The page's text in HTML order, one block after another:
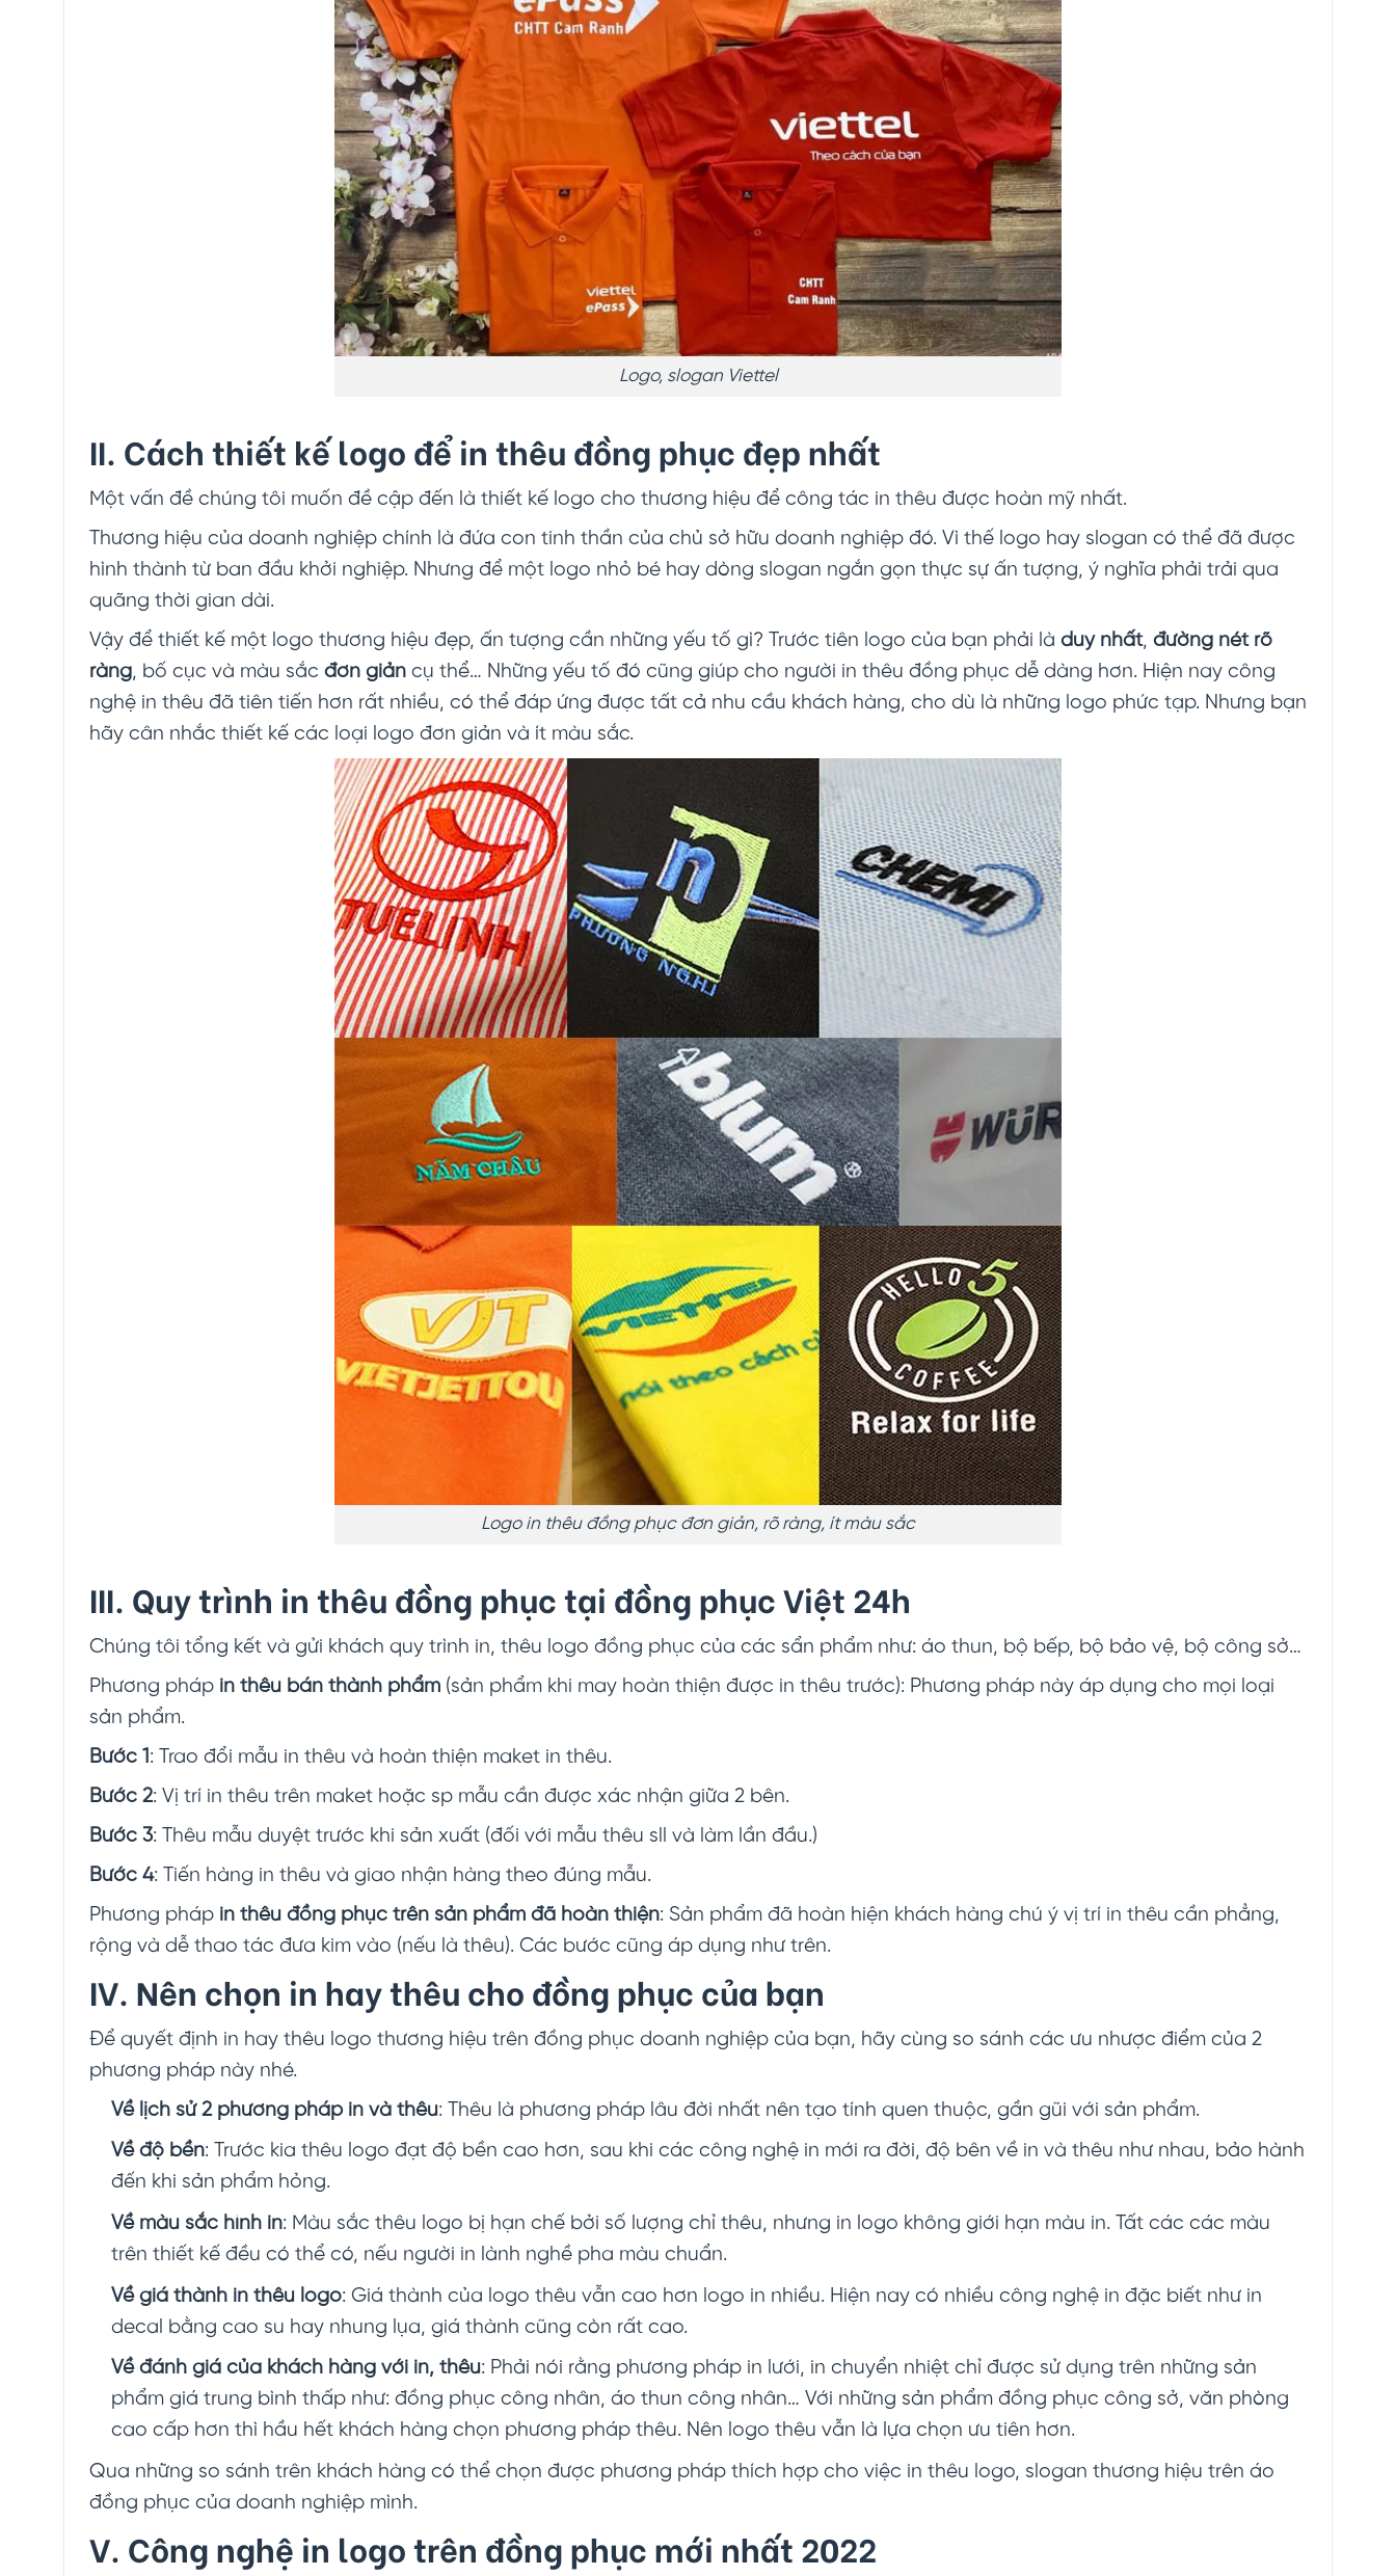
Logo, slogan Viettel
II. Cách thiết kế logo để in thêu đồng phục đẹp nhất
Một vấn đề chúng tôi muốn đề cập đến là thiết kế logo cho thương hiệu để công tác in thêu được hoàn mỹ nhất.
Thương hiệu của doanh nghiệp chính là đứa con tinh thần của chủ sở hữu doanh nghiệp đó. Vì thế logo hay slogan có thể đã được
hình thành từ ban đầu khởi nghiệp. Nhưng để một logo nhỏ bé hay dòng slogan ngắn gọn thực sự ấn tượng, ý nghĩa phải trải qua
quãng thời gian dài.
Vậy để thiết kế một logo thương hiệu đẹp, ấn tượng cần những yếu tố gì? Trước tiên logo của bạn phải là duy nhất, đường nét rõ
ràng, bố cục và màu sắc đơn giản cụ thể… Những yếu tố đó cũng giúp cho người in thêu đồng phục dễ dàng hơn. Hiện nay công
nghệ in thêu đã tiên tiến hơn rất nhiều, có thể đáp ứng được tất cả nhu cầu khách hàng, cho dù là những logo phức tạp. Nhưng bạn
hãy cân nhắc thiết kế các loại logo đơn giản và ít màu sắc.
Logo in thêu đồng phục đơn giản, rõ ràng, ít màu sắc
III. Quy trình in thêu đồng phục tại đồng phục Việt 24h
Chúng tôi tổng kết và gửi khách quy trình in, thêu logo đồng phục của các sẩn phẩm như: áo thun, bộ bếp, bộ bảo vệ, bộ công sở…
Phương pháp in thêu bán thành phẩm (sản phẩm khi may hoàn thiện được in thêu trước): Phương pháp này áp dụng cho mọi loại
sản phẩm.
Bước 1: Trao đổi mẫu in thêu và hoàn thiện maket in thêu.
Bước 2: Vị trí in thêu trên maket hoặc sp mẫu cần được xác nhận giữa 2 bên.
Bước 3: Thêu mẫu duyệt trước khi sản xuất (đối với mẫu thêu sll và làm lần đầu.)
Bước 4: Tiến hàng in thêu và giao nhận hàng theo đúng mẫu.
Phương pháp in thêu đồng phục trên sản phẩm đã hoàn thiện: Sản phẩm đã hoàn hiện khách hàng chú ý vị trí in thêu cần phẳng,
rộng và dễ thao tác đưa kim vào (nếu là thêu). Các bước cũng áp dụng như trên.
IV. Nên chọn in hay thêu cho đồng phục của bạn
Để quyết định in hay thêu logo thương hiệu trên đồng phục doanh nghiệp của bạn, hãy cùng so sánh các ưu nhược điểm của 2
phương pháp này nhé.
Về lịch sử 2 phương pháp in và thêu: Thêu là phương pháp lâu đời nhất nên tạo tính quen thuộc, gần gũi với sản phẩm.
Về độ bền: Trước kia thêu logo đạt độ bền cao hơn, sau khi các công nghệ in mới ra đời, độ bên về in và thêu như nhau, bảo hành
đến khi sản phẩm hỏng.
Về màu sắc hình in: Màu sắc thêu logo bị hạn chế bởi số lượng chỉ thêu, nhưng in logo không giới hạn màu in. Tất các các màu
trên thiết kế đều có thể có, nếu người in lành nghề pha màu chuẩn.
Về giá thành in thêu logo: Giá thành của logo thêu vẫn cao hơn logo in nhiều. Hiện nay có nhiều công nghệ in đặc biết như in
decal bằng cao su hay nhung lụa, giá thành cũng còn rất cao.
Về đánh giá của khách hàng với in, thêu: Phải nói rằng phương pháp in lưới, in chuyển nhiệt chỉ được sử dụng trên những sản
phẩm giá trung bình thấp như: đồng phục công nhân, áo thun công nhân… Với những sản phẩm đồng phục công sở, văn phòng
cao cấp hơn thì hầu hết khách hàng chọn phương pháp thêu. Nên logo thêu vẫn là lựa chọn ưu tiên hơn.
Qua những so sánh trên khách hàng có thể chọn được phương pháp thích hợp cho việc in thêu logo, slogan thương hiệu trên áo
đồng phục của doanh nghiệp mình.
V. Công nghệ in logo trên đồng phục mới nhất 2022